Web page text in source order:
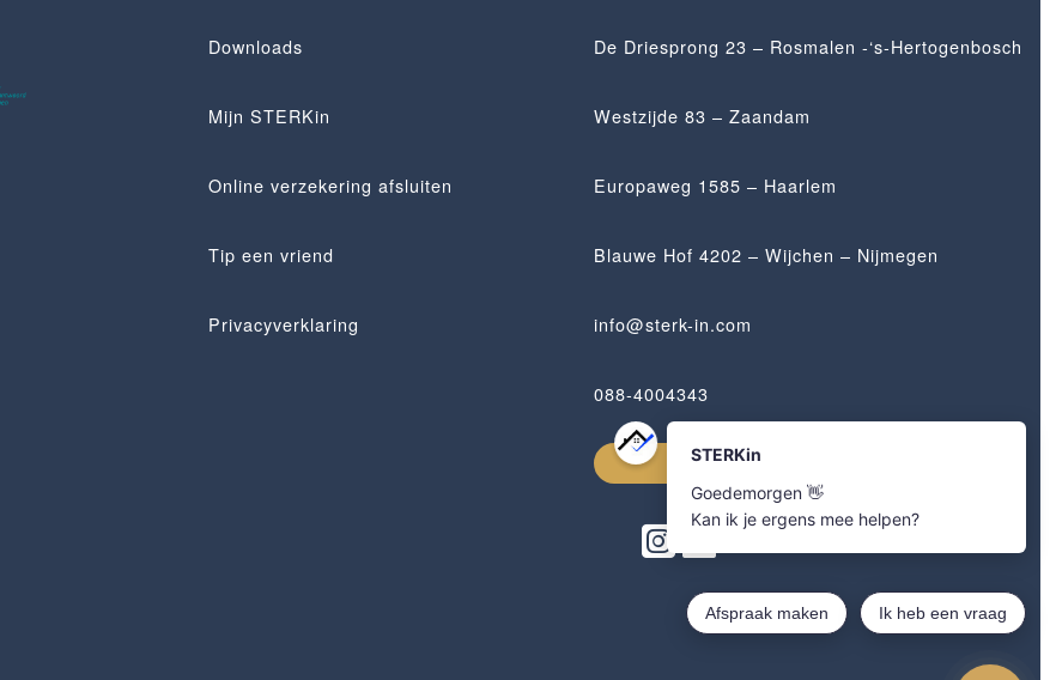
Downloads
Mijn STERKin
Online verzekering afsluiten
Tip een vriend
Privacyverklaring
De Driesprong 23 – Rosmalen -‘s-Hertogenbosch
Westzijde 83 – Zaandam
Europaweg 1585 – Haarlem
Blauwe Hof 4202 – Wijchen – Nijmegen
info@sterk-in.com
088-4004343
Afspraak maken